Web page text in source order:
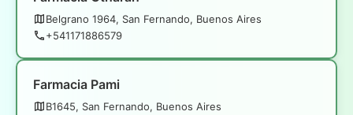
Belgrano 1964, San Fernando, Buenos Aires
+541171886579
Farmacia Pami
B1645, San Fernando, Buenos Aires